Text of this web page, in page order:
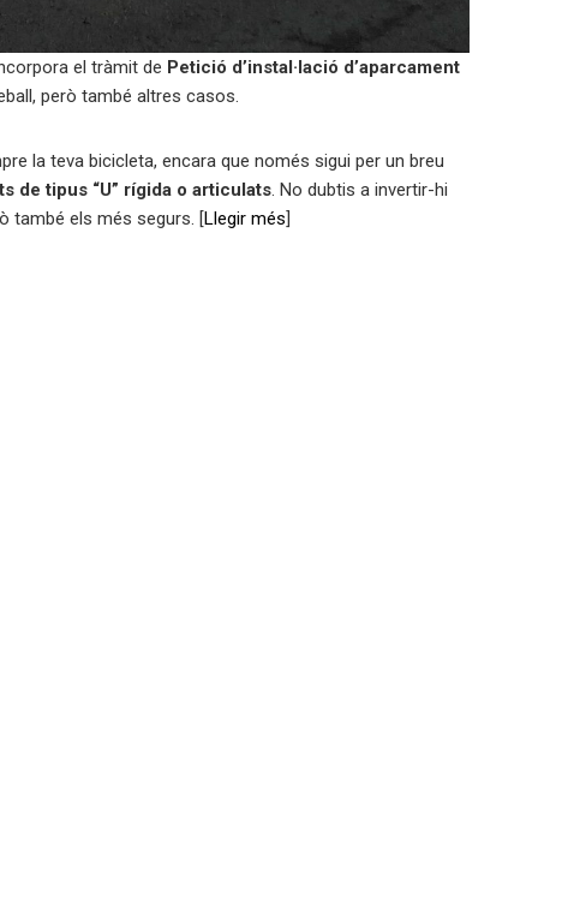
el tràmit de Petició d’instal·lació d’aparcament
però també altres casos.
la teva bicicleta, encara que només sigui per un breu
de tipus “U” rígida o articulats. No dubtis a invertir-hi
també els més segurs. [Llegir més]